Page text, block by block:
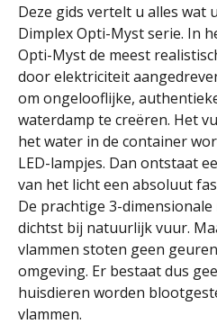
Deze gids vertelt u alles wat
Dimplex Opti-Myst serie. In
Opti-Myst de meest
door elektriciteit
om ongelooflijke,
waterdamp te creëren. Het
het water in de container
LED-lampjes. Dan ontstaat
van het licht een absoluut
De prachtige 3-
dichtst bij natuurlijk vuur.
vlammen stoten geen
omgeving. Er bestaat dus
huisdieren worden
vlammen.